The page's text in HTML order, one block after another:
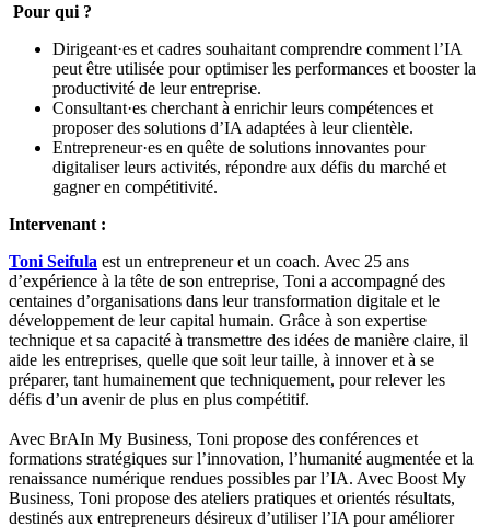
Pour qui ?
Dirigeant·es et cadres souhaitant comprendre comment l’IA
peut être utilisée pour optimiser les performances et booster la
productivité de leur entreprise.
Consultant·es cherchant à enrichir leurs compétences et
proposer des solutions d’IA adaptées à leur clientèle.
Entrepreneur·es en quête de solutions innovantes pour
digitaliser leurs activités, répondre aux défis du marché et
gagner en compétitivité.
Intervenant :
Toni Seifula est un entrepreneur et un coach. Avec 25 ans
d’expérience à la tête de son entreprise, Toni a accompagné des
centaines d’organisations dans leur transformation digitale et le
développement de leur capital humain. Grâce à son expertise
technique et sa capacité à transmettre des idées de manière claire, il
aide les entreprises, quelle que soit leur taille, à innover et à se
préparer, tant humainement que techniquement, pour relever les
défis d’un avenir de plus en plus compétitif.
Avec BrAIn My Business, Toni propose des conférences et
formations stratégiques sur l’innovation, l’humanité augmentée et la
renaissance numérique rendues possibles par l’IA. Avec Boost My
Business, Toni propose des ateliers pratiques et orientés résultats,
destinés aux entrepreneurs désireux d’utiliser l’IA pour améliorer